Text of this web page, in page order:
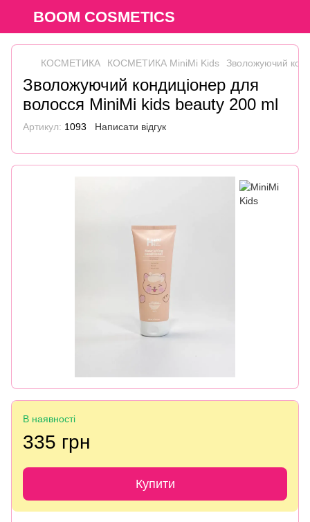
BOOM COSMETICS
КОСМЕТИКА КОСМЕТИКА MiniMi Kids Зволожуючий
Зволожуючий кондиціонер для
волосся MiniMi kids beauty 200 ml
Артикул: 1093 Написати відгук
В наявності
335 грн
Купити